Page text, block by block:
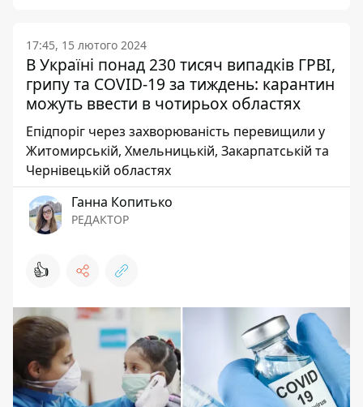
17:45, 15 лютого 2024
В Україні понад 230 тисяч випадків ГРВІ,
грипу та COVID-19 за тиждень: карантин
можуть ввести в чотирьох областях
Епідпоріг через захворюваність перевищили у
Житомирській, Хмельницькій, Закарпатській та
Чернівецькій областях
Ганна Копитько
РЕДАКТОР
👍